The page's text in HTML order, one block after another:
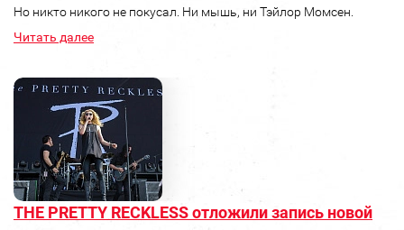
Но никто никого не покусал. Ни мышь, ни Тэйлор Момсен.
Читать далее
THE PRETTY RECKLESS отложили запись новой